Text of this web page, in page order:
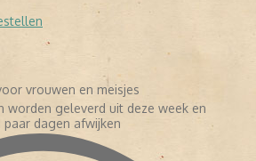
vrouwen en meisjes
worden geleverd uit deze week en
paar dagen afwijken